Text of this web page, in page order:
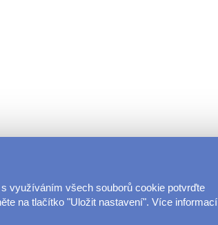
využíváním všech souborů cookie potvrďte
na tlačítko "Uložit nastavení". Více informací